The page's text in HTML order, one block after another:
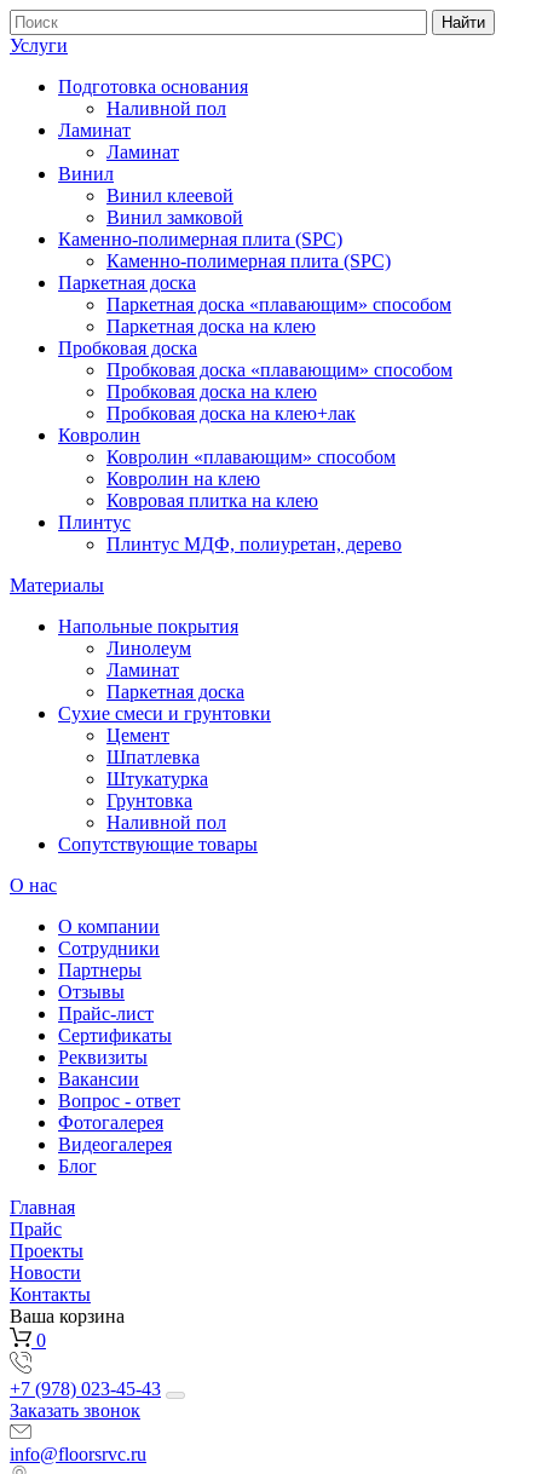
Найти
Услуги
Подготовка основания
Наливной пол
Ламинат
Ламинат
Винил
Винил клеевой
Винил замковой
Каменно-полимерная плита (SPC)
Каменно-полимерная плита (SPC)
Паркетная доска
Паркетная доска «плавающим» способом
Паркетная доска на клею
Пробковая доска
Пробковая доска «плавающим» способом
Пробковая доска на клею
Пробковая доска на клею+лак
Ковролин
Ковролин «плавающим» способом
Ковролин на клею
Ковровая плитка на клею
Плинтус
Плинтус МДФ, полиуретан, дерево
Материалы
Напольные покрытия
Линолеум
Ламинат
Паркетная доска
Сухие смеси и грунтовки
Цемент
Шпатлевка
Штукатурка
Грунтовка
Наливной пол
Сопутствующие товары
О нас
О компании
Сотрудники
Партнеры
Отзывы
Прайс-лист
Сертификаты
Реквизиты
Вакансии
Вопрос - ответ
Фотогалерея
Видеогалерея
Блог
Главная
Прайс
Проекты
Новости
Контакты
Ваша корзина
0
+7 (978) 023-45-43
Заказать звонок
info@floorsrvc.ru